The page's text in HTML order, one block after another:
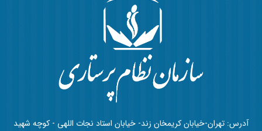
آدرس: تهران-خیابان کریمخان زند- خیابان استاد نجات اللهی - کوچه شهید